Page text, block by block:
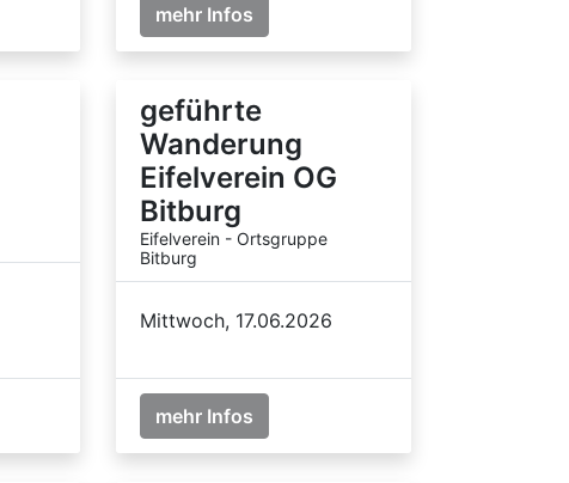
mehr Infos
geführte
Wanderung
Eifelverein OG
Bitburg
Eifelverein - Ortsgruppe
Bitburg
Mittwoch, 17.06.2026
mehr Infos